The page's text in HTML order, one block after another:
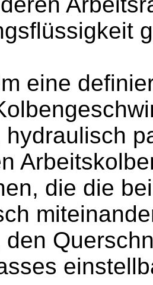
eine
hydraulisch
die die
den